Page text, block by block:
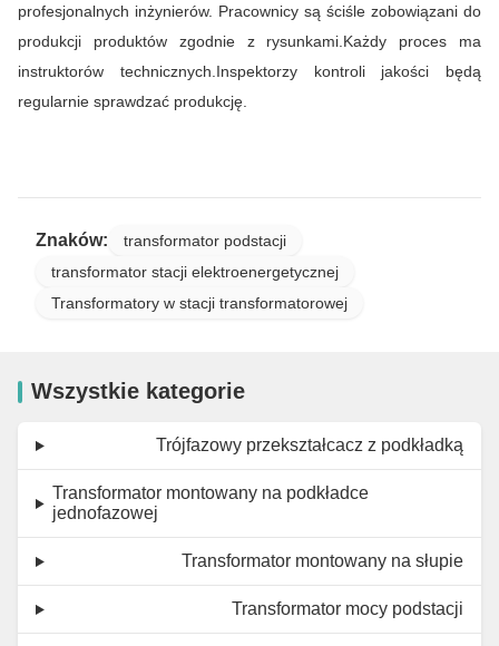
profesjonalnych inżynierów. Pracownicy są ściśle zobowiązani do
produkcji produktów zgodnie z rysunkami.Każdy proces ma
instruktorów technicznych.Inspektorzy kontroli jakości będą
regularnie sprawdzać produkcję.
Znaków:
transformator podstacji
transformator stacji elektroenergetycznej
Transformatory w stacji transformatorowej
Wszystkie kategorie
Trójfazowy przekształcacz z podkładką
Transformator montowany na podkładce
jednofazowej
Transformator montowany na słupie
Transformator mocy podstacji